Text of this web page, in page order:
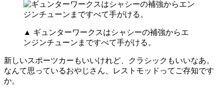
▲ ギュンターワークスはシャシーの補強からエ
ンジンチューンまですべて手がける。
新しいスポーツカーもいいけれど、クラシックもいいなあ。
なんて思っているおやじさん、レストモッドってご存知です
か。